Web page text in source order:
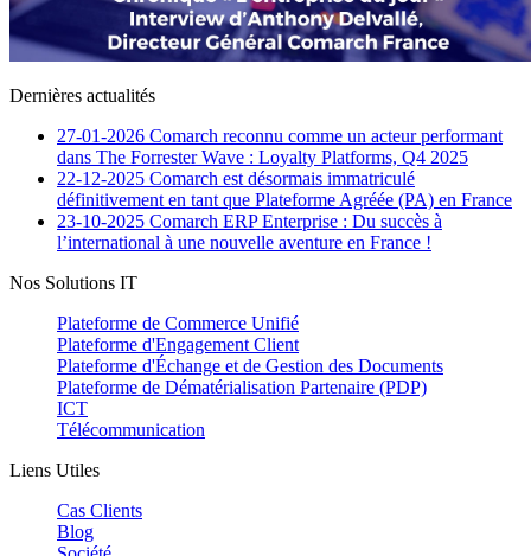
Dernières actualités
27-01-2026 Comarch reconnu comme un acteur performant
dans The Forrester Wave : Loyalty Platforms, Q4 2025
22-12-2025 Comarch est désormais immatriculé
définitivement en tant que Plateforme Agréée (PA) en France
23-10-2025 Comarch ERP Enterprise : Du succès à
l’international à une nouvelle aventure en France !
Nos Solutions IT
Plateforme de Commerce Unifié
Plateforme d'Engagement Client
Plateforme d'Échange et de Gestion des Documents
Plateforme de Dématérialisation Partenaire (PDP)
ICT
Télécommunication
Liens Utiles
Cas Clients
Blog